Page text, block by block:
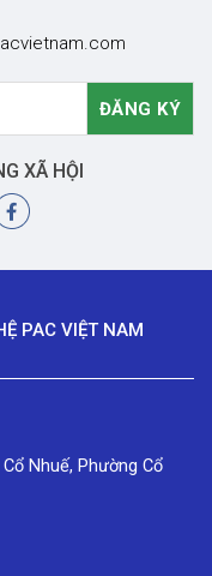
XÃ HỘI
PAC VIỆT NAM
Nhuế, Phường Cổ